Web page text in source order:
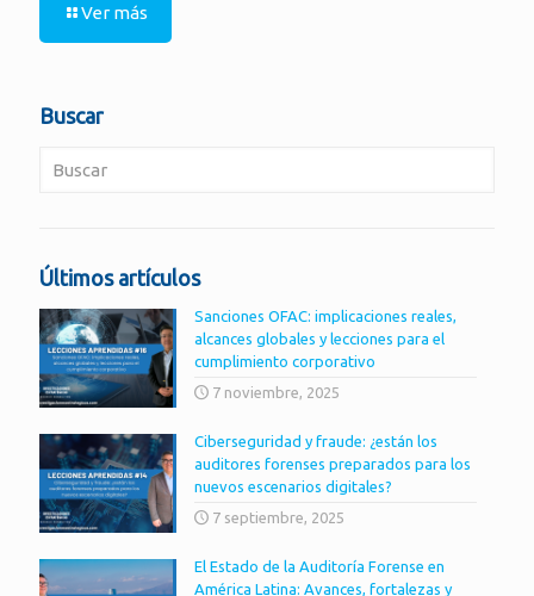
Ver más
Buscar
Últimos artículos
Sanciones OFAC: implicaciones reales,
alcances globales y lecciones para el
cumplimiento corporativo
7 noviembre, 2025
Ciberseguridad y fraude: ¿están los
auditores forenses preparados para los
nuevos escenarios digitales?
7 septiembre, 2025
El Estado de la Auditoría Forense en
América Latina: Avances, fortalezas y